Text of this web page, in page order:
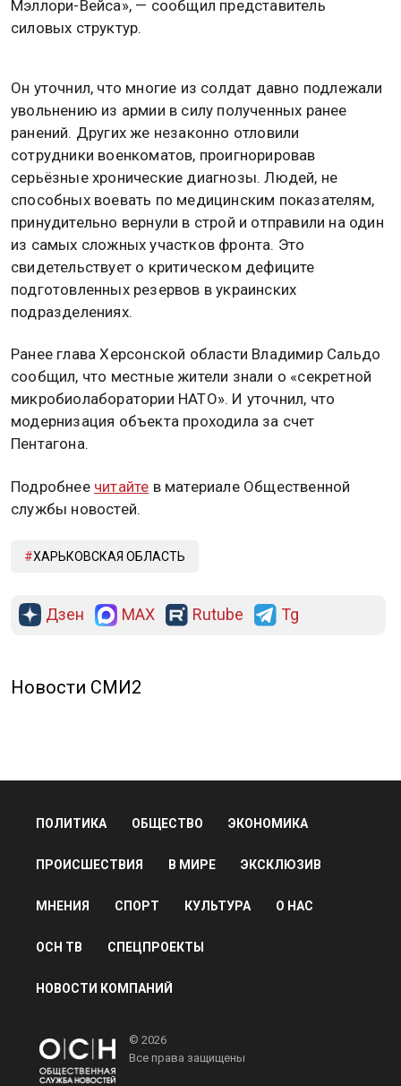
Мэллори-Вейса», — сообщил представитель
силовых структур.
Он уточнил, что многие из солдат давно подлежали
увольнению из армии в силу полученных ранее
ранений. Других же незаконно отловили
сотрудники военкоматов, проигнорировав
серьёзные хронические диагнозы. Людей, не
способных воевать по медицинским показателям,
принудительно вернули в строй и отправили на один
из самых сложных участков фронта. Это
свидетельствует о критическом дефиците
подготовленных резервов в украинских
подразделениях.
Ранее глава Херсонской области Владимир Сальдо
сообщил, что местные жители знали о «секретной
микробиолаборатории НАТО». И уточнил, что
модернизация объекта проходила за счет
Пентагона.
Подробнее читайте в материале Общественной
службы новостей.
ХАРЬКОВСКАЯ ОБЛАСТЬ
Дзен MAX Rutube Tg
Новости СМИ2
ПОЛИТИКА ОБЩЕСТВО ЭКОНОМИКА
ПРОИСШЕСТВИЯ В МИРЕ ЭКСКЛЮЗИВ
МНЕНИЯ СПОРТ КУЛЬТУРА О НАС
ОСН ТВ СПЕЦПРОЕКТЫ
НОВОСТИ КОМПАНИЙ
© 2026
Все права защищены